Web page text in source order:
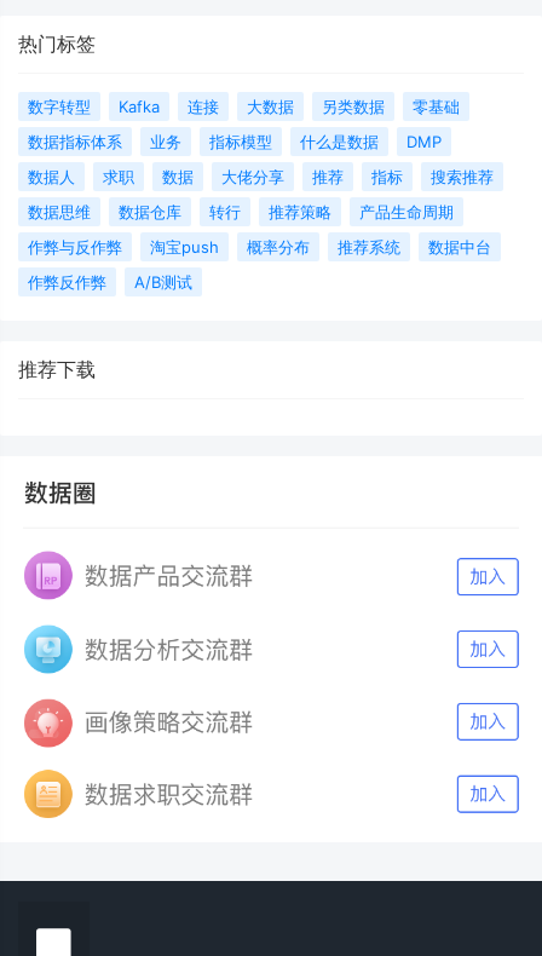
热门标签
数字转型 Kafka 连接 大数据 另类数据
零基础
数据指标体系
业务 指标模型 什么是数据
DMP
数据人
求职 数据 大佬分享 推荐 指标
搜索推荐
数据思维
数据仓库 转行 推荐策略
产品生命周期
作弊与反作弊
淘宝push 概率分布 推荐系统
数据中台
作弊反作弊
A/B测试
推荐下载